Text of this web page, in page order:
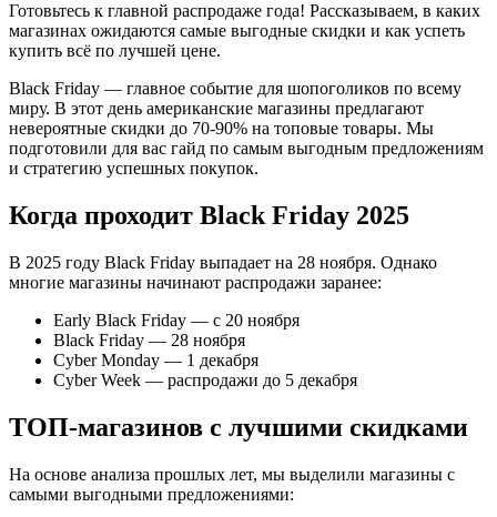
Готовьтесь к главной распродаже года! Рассказываем, в каких
магазинах ожидаются самые выгодные скидки и как успеть
купить всё по лучшей цене.
Black Friday — главное событие для шопоголиков по всему
миру. В этот день американские магазины предлагают
невероятные скидки до 70-90% на топовые товары. Мы
подготовили для вас гайд по самым выгодным предложениям
и стратегию успешных покупок.
Когда проходит Black Friday 2025
В 2025 году Black Friday выпадает на 28 ноября. Однако
многие магазины начинают распродажи заранее:
Early Black Friday — с 20 ноября
Black Friday — 28 ноября
Cyber Monday — 1 декабря
Cyber Week — распродажи до 5 декабря
ТОП-магазинов с лучшими скидками
На основе анализа прошлых лет, мы выделили магазины с
самыми выгодными предложениями: